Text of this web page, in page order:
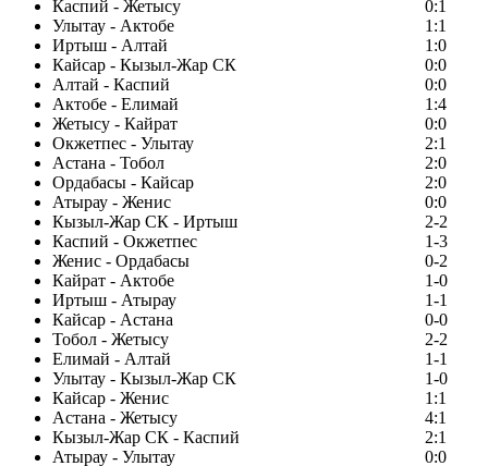
Каспий - Жетысу
0:1
Улытау - Актобе
1:1
Иртыш - Алтай
1:0
Кайсар - Кызыл-Жар СК
0:0
Алтай - Каспий
0:0
Актобе - Елимай
1:4
Жетысу - Кайрат
0:0
Окжетпес - Улытау
2:1
Астана - Тобол
2:0
Ордабасы - Кайсар
2:0
Атырау - Женис
0:0
Кызыл-Жар СК - Иртыш
2-2
Каспий - Окжетпес
1-3
Женис - Ордабасы
0-2
Кайрат - Актобе
1-0
Иртыш - Атырау
1-1
Кайсар - Астана
0-0
Тобол - Жетысу
2-2
Елимай - Алтай
1-1
Улытау - Кызыл-Жар СК
1-0
Кайсар - Женис
1:1
Астана - Жетысу
4:1
Кызыл-Жар СК - Каспий
2:1
Атырау - Улытау
0:0